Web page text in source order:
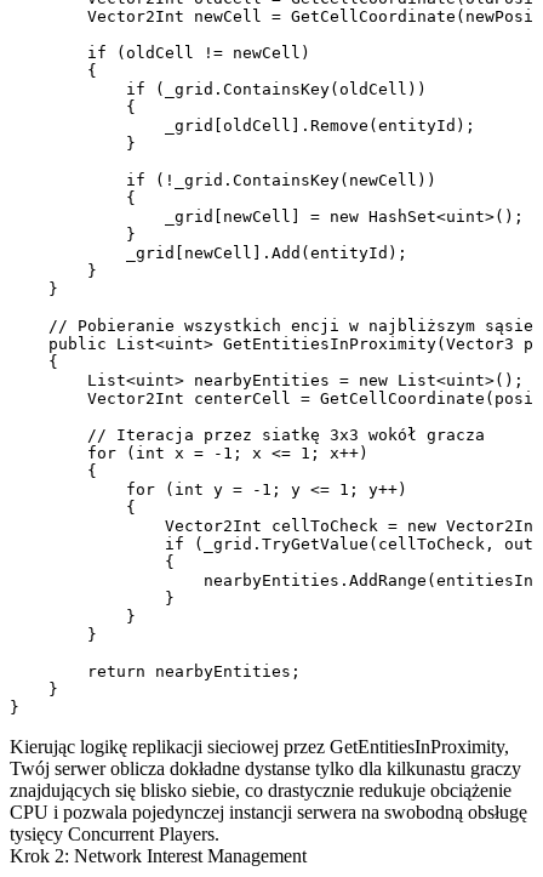
Vector2Int newCell =
        if (oldCell != newCell)
        {
            if (_grid.ContainsKey(oldCell))
            {
                _grid[oldCell].Remove(entityId);
            }
            if (!_grid.ContainsKey(newCell))
            {
                _grid[newCell] = new HashSet<uint>();
            }
            _grid[newCell].Add(entityId);
        }
    }
// Pobieranie wszystkich encji w najbliższym
public List<uint> GetEntitiesInProximity(Vector3
    {
        List<uint> nearbyEntities = new List<uint>();
Vector2Int centerCell =
        // Iteracja przez siatkę 3x3 wokół gracza
        for (int x = -1; x <= 1; x++)
        {
            for (int y = -1; y <= 1; y++)
            {
Vector2Int cellToCheck = new
if (_grid.TryGetValue(cellToCheck,
                {
                }
            }
        }
        return nearbyEntities;
    }
Kierując logikę replikacji sieciowej przez GetEntitiesInProximity,
Twój serwer oblicza dokładne dystanse tylko dla kilkunastu graczy
znajdujących się blisko siebie, co drastycznie redukuje obciążenie
CPU i pozwala pojedynczej instancji serwera na swobodną obsługę
tysięcy Concurrent Players.
Krok 2: Network Interest Management